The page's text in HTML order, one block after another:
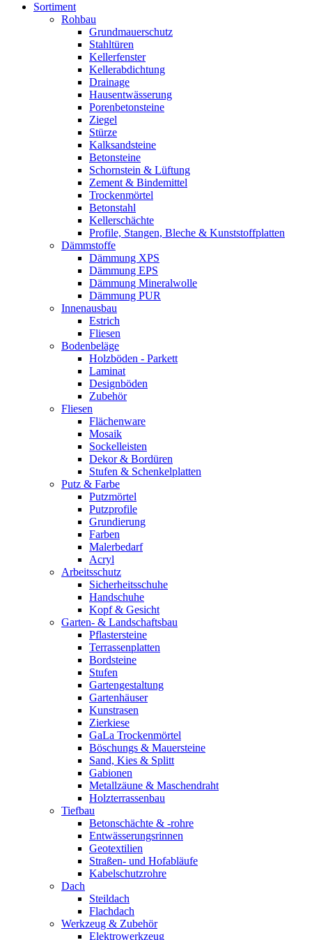
Sortiment
Rohbau
Grundmauerschutz
Stahltüren
Kellerfenster
Kellerabdichtung
Drainage
Hausentwässerung
Porenbetonsteine
Ziegel
Stürze
Kalksandsteine
Betonsteine
Schornstein & Lüftung
Zement & Bindemittel
Trockenmörtel
Betonstahl
Kellerschächte
Profile, Stangen, Bleche & Kunststoffplatten
Dämmstoffe
Dämmung XPS
Dämmung EPS
Dämmung Mineralwolle
Dämmung PUR
Innenausbau
Estrich
Fliesen
Bodenbeläge
Holzböden - Parkett
Laminat
Designböden
Zubehör
Fliesen
Flächenware
Mosaik
Sockelleisten
Dekor & Bordüren
Stufen & Schenkelplatten
Putz & Farbe
Putzmörtel
Putzprofile
Grundierung
Farben
Malerbedarf
Acryl
Arbeitsschutz
Sicherheitsschuhe
Handschuhe
Kopf & Gesicht
Garten- & Landschaftsbau
Pflastersteine
Terrassenplatten
Bordsteine
Stufen
Gartengestaltung
Gartenhäuser
Kunstrasen
Zierkiese
GaLa Trockenmörtel
Böschungs & Mauersteine
Sand, Kies & Splitt
Gabionen
Metallzäune & Maschendraht
Holzterrassenbau
Tiefbau
Betonschächte & -rohre
Entwässerungsrinnen
Geotextilien
Straßen- und Hofabläufe
Kabelschutzrohre
Dach
Steildach
Flachdach
Werkzeug & Zubehör
Elektrowerkzeug